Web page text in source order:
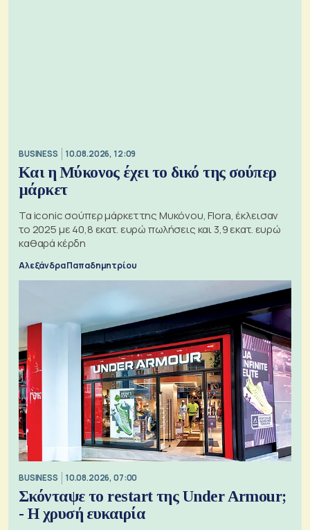
BUSINESS 10.08.2026, 12:09
Και η Μύκονος έχει το δικό της σούπερ
μάρκετ
Τα iconic σούπερ μάρκετ της Μυκόνου, Flora, έκλεισαν
το 2025 με 40,8 εκατ. ευρώ πωλήσεις και 3,9 εκατ. ευρώ
καθαρά κέρδη
Αλεξάνδρα Παπαδημητρίου
BUSINESS 10.08.2026, 07:00
Σκόνταψε το restart της Under Armour;
- Η χρυσή ευκαιρία